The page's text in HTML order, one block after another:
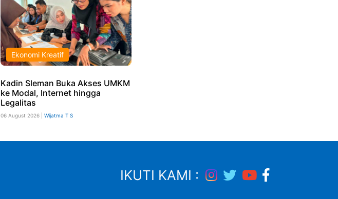
Ekonomi Kreatif
Kadin Sleman Buka Akses UMKM
ke Modal, Internet hingga
Legalitas
06 August 2026 | Wijatma T S
IKUTI KAMI :